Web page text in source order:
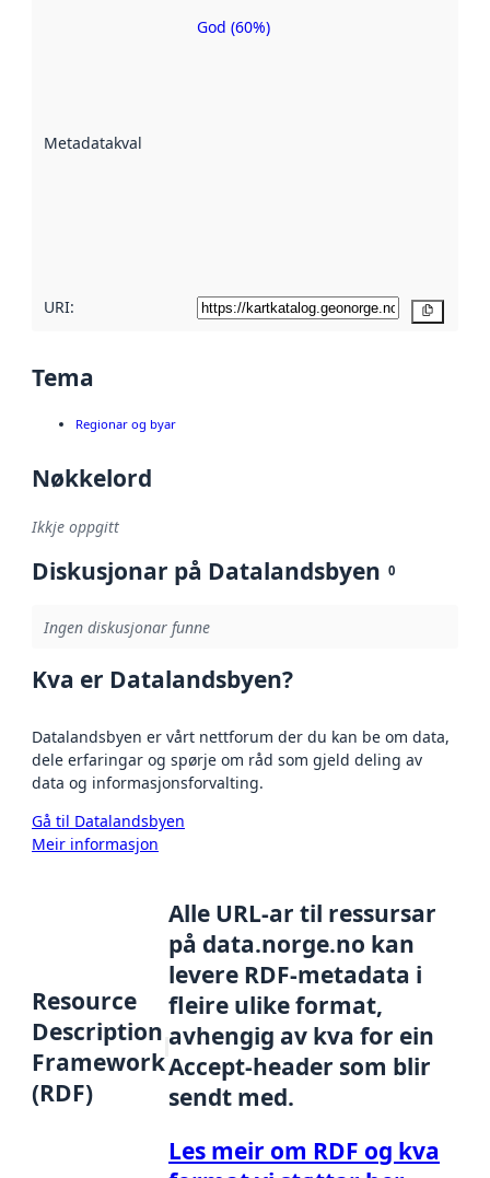
Metadatakvalitet
Metadatakvalitet
God (60%)
URI:
Tema
Regionar og byar
Nøkkelord
Ikkje oppgitt
Diskusjonar på Datalandsbyen 0
Ingen diskusjonar funne
Kva er Datalandsbyen?
Datalandsbyen er vårt nettforum der du kan be om data,
dele erfaringar og spørje om råd som gjeld deling av
data og informasjonsforvalting.
Gå til Datalandsbyen
Meir informasjon
Resource
Description
Framework
(RDF)
Alle URL-ar til ressursar
på data.norge.no kan
levere RDF-metadata i
fleire ulike format,
avhengig av kva for ein
Accept-header som blir
sendt med.
Les meir om RDF og kva